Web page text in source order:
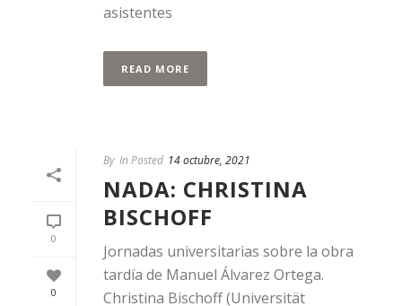
asistentes
READ MORE
0
0
By In Posted 14 octubre, 2021
NADA: CHRISTINA
BISCHOFF
Jornadas universitarias sobre la obra
tardía de Manuel Álvarez Ortega.
Christina Bischoff (Universität